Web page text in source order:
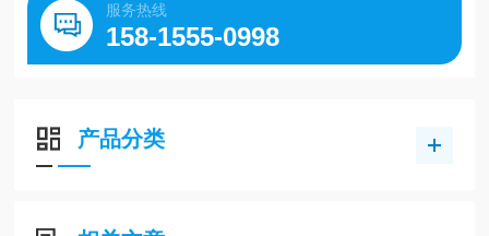
服务热线
158-1555-0998
产品分类